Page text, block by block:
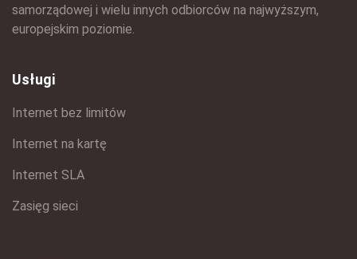
samorządowej i wielu innych odbiorców na najwyższym,
europejskim poziomie.
Usługi
Internet bez limitów
Internet na kartę
Internet SLA
Zasięg sieci